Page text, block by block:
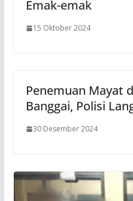
Emak-emak
15 Oktober 2024
Penemuan Mayat
Banggai, Polisi
30 Desember 2024